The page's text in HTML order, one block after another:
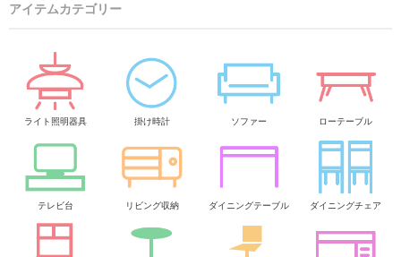
アイテムカテゴリー
ライト照明器具 掛け時計 ソファー ローテーブル
テレビ台 リビング収納 ダイニングテーブル ダイニングチェア